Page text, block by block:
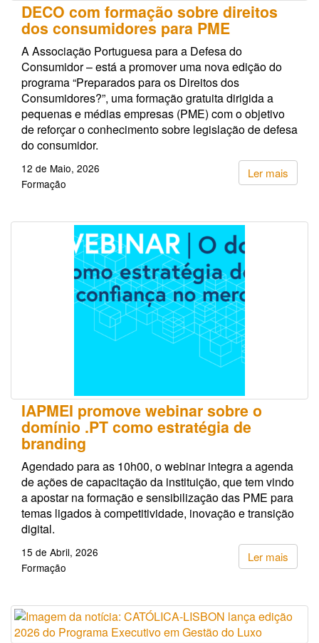
DECO com formação sobre direitos
dos consumidores para PME
A Associação Portuguesa para a Defesa do
Consumidor – está a promover uma nova edição do
programa “Preparados para os Direitos dos
Consumidores?”, uma formação gratuita dirigida a
pequenas e médias empresas (PME) com o objetivo
de reforçar o conhecimento sobre legislação de defesa
do consumidor.
Ler mais
12 de Maio, 2026
Formação
IAPMEI promove webinar sobre o
domínio .PT como estratégia de
branding
Agendado para as 10h00, o webinar integra a agenda
de ações de capacitação da instituição, que tem vindo
a apostar na formação e sensibilização das PME para
temas ligados à competitividade, inovação e transição
digital.
Ler mais
15 de Abril, 2026
Formação